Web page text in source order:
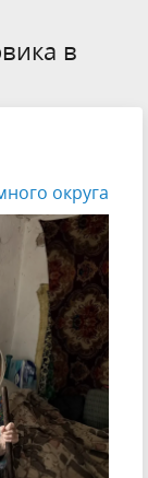
в
округа